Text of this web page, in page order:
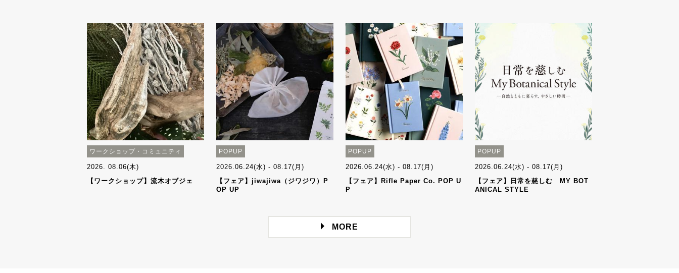
ワークショップ・コミュニティ
2026. 08.06(木)
【ワークショップ】流木オブジェ
POPUP
2026.06.24(水) - 08.17(月)
【フェア】jiwajiwa（ジワジワ）P
OP UP
POPUP
2026.06.24(水) - 08.17(月)
【フェア】Rifle Paper Co. POP U
P
POPUP
2026.06.24(水) - 08.17(月)
【フェア】日常を慈しむ MY BOT
ANICAL STYLE
MORE